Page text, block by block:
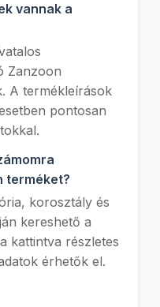
vannak a
Zanzoon
A termékleírások
pontosan
terméket?
korosztály és
kereshető a
kattintva részletes
érhetők el.